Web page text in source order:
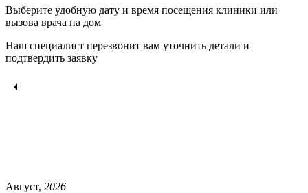
Выберите удобную дату и время посещения клиники или
вызова врача на дом
Наш специалист перезвонит вам уточнить детали и
подтвердить заявку
Август, 2026